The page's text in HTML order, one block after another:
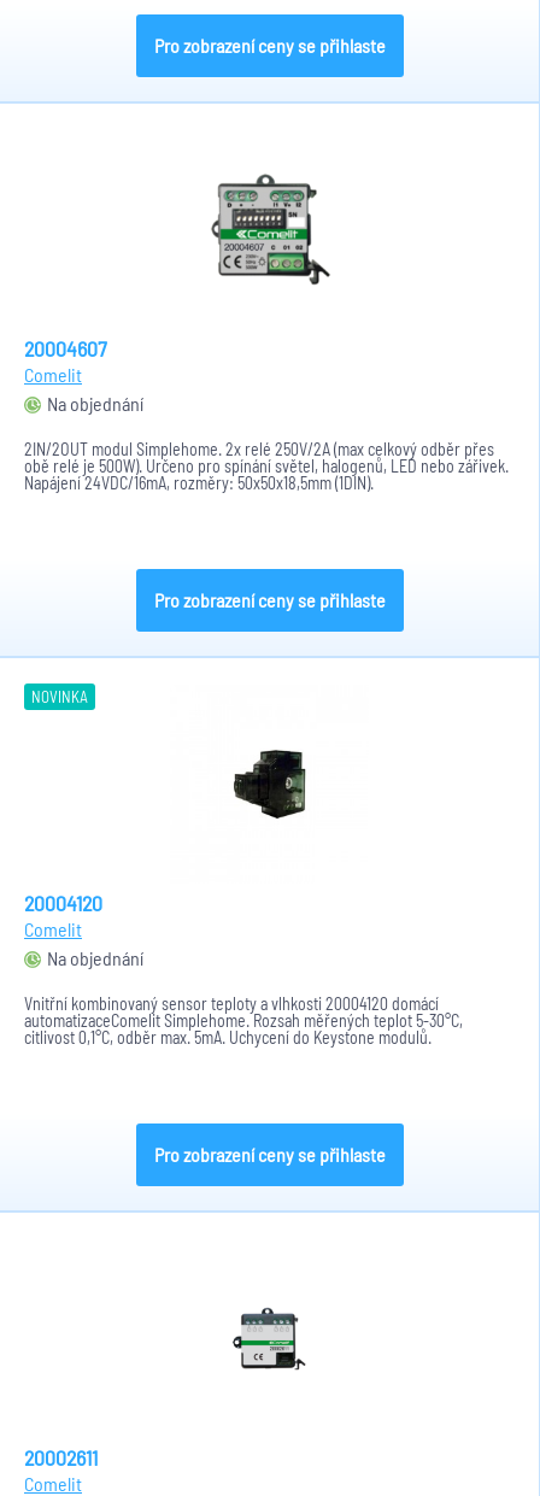
Pro zobrazení ceny se přihlaste
20004607
Comelit
Na objednání
2IN/2OUT modul Simplehome. 2x relé 250V/2A (max celkový odběr přes
obě relé je 500W). Určeno pro spínání světel, halogenů, LED nebo zářivek.
Napájení 24VDC/16mA, rozměry: 50x50x18,5mm (1DIN).
Pro zobrazení ceny se přihlaste
NOVINKA
20004120
Comelit
Na objednání
Vnitřní kombinovaný sensor teploty a vlhkosti 20004120 domácí
automatizaceComelit Simplehome. Rozsah měřených teplot 5-30°C,
citlivost 0,1°C, odběr max. 5mA. Uchycení do Keystone modulů.
Pro zobrazení ceny se přihlaste
20002611
Comelit